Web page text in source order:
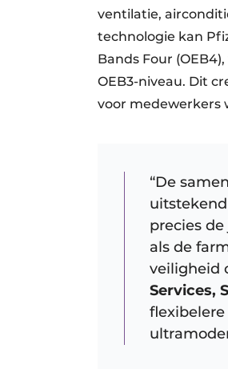
ventilatie,
technologie kan
Bands Four
OEB3-niveau. Dit
voor medewerkers
“De
precies
als de
veiligheid
Services,